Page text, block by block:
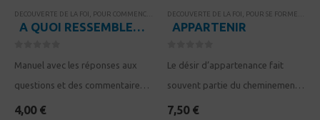
DECOUVERTE DE LA FOI POUR COMMENCER PROCESSUS DE FORMATION DE DISCIPLE,RENDEZ-
A QUOI RESSEMBLE DIEU? Manuel du guide
Manuel avec les réponses aux
questions et des commentaires
explicatifs (format A4) – 52
4,00 €
DECOUVERTE DE LA FOI POUR SE FORMER
APPARTENIR
Le désir d’appartenance fait
souvent partie du cheminement
spirituel. Comment suivre les pas
7,50 €